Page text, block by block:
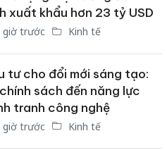
xuất khẩu hơn 23 tỷ USD
giờ trước Kinh tế
tư cho đổi mới sáng tạo:
sách đến năng lực
tranh công nghệ
giờ trước Kinh tế